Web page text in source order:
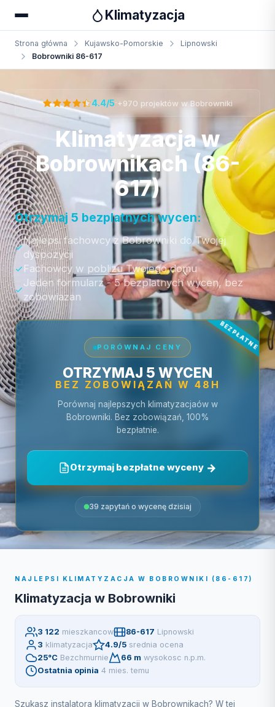
Klimatyzacja
Strona główna Kujawsko-Pomorskie
Lipnowski
Bobrowniki 86-617
Otrzymaj bezpłatną wycenę
4.4/5 +970 projektów w Bobrowniki
Klimatyzacja w
Bobrownikach (86-
617)
Otrzymaj 5 bezplatnych wycen:
Najlepsi fachowcy z Bobrowniki do Twojej
dyspozycji
Fachowcy w poblizu Twojego domu
Jeden formularz - 5 bezplatnych wycen, bez
zobowiazan
PORÓWNAJ CENY
OTRZYMAJ 5 WYCEN
BEZ ZOBOWIĄZAŃ W 48H
Porównaj najlepszych klimatyzacjaów w
Bobrowniki. Bez zobowiązań, 100%
bezpłatnie.
Otrzymaj bezpłatne wyceny
39 zapytań o wycenę dzisiaj
NAJLEPSI KLIMATYZACJA W BOBROWNIKI (86-617)
Klimatyzacja w Bobrowniki
3 122 mieszkancow 86-617 Lipnowski
3 klimatyzacja 4.9/5 srednia ocena
25°C Bezchmurnie 66 m wysokosc n.p.m.
Ostatnia opinia 4 mies. temu
Szukasz instalatora klimatyzacji w Bobrownikach? W tej